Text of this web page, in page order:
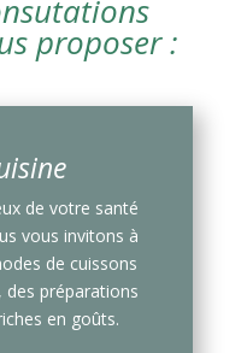
proposer :
de votre santé
vous invitons à
de cuissons
des préparations
en goûts.